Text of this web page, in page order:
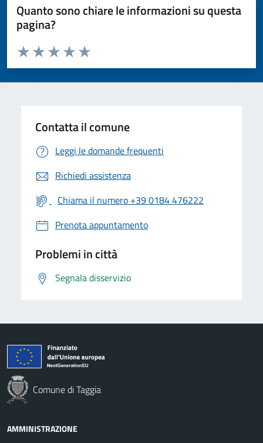
Quanto sono chiare le informazioni su questa
pagina?
Valuta da 1 a 5 stelle la pagina
Valuta 5 stelle su 5
Valuta 4 stelle su 5
Valuta 3 stelle su 5
Valuta 2 stelle su 5
Valuta 1 stelle su 5
Contatta il comune
Leggi le domande frequenti
Richiedi assistenza
Chiama il numero +39 0184 476222
Prenota appuntamento
Problemi in città
Segnala disservizio
Comune di Taggia
AMMINISTRAZIONE